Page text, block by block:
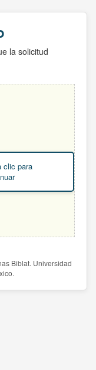
la solicitud
clic para
Biblat. Universidad